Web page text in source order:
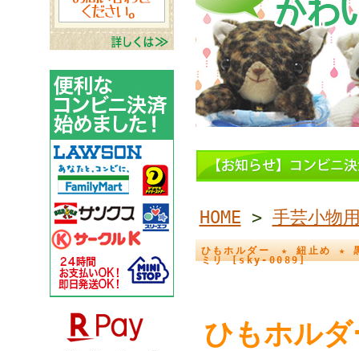
HOME > 手芸小物
ひもホルダー ★ 紐止め ★
ミリ [sky-0089]
ひもホ